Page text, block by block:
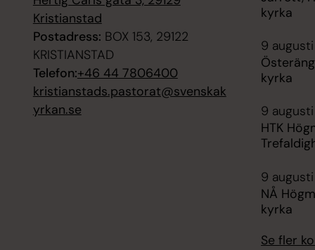
Kristianstad
Postadress: BOX 153, 29122
KRISTIANSTAD
Telefon:+46 44 7806400
kristianstads.pastorat@svenskak
yrkan.se
kyrka
9
kyrka
9 augusti
HTK
9 augusti
NÅ
kyrka
Se fler